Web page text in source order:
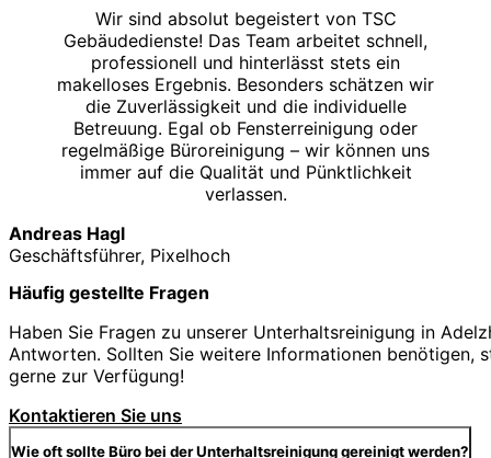
Wir sind absolut begeistert von TSC
Gebäudedienste! Das Team arbeitet schnell,
professionell und hinterlässt stets ein
makelloses Ergebnis. Besonders schätzen wir
die Zuverlässigkeit und die individuelle
Betreuung. Egal ob Fensterreinigung oder
regelmäßige Büroreinigung – wir können uns
immer auf die Qualität und Pünktlichkeit
verlassen.
Andreas Hagl
Geschäftsführer, Pixelhoch
Häufig gestellte Fragen
Haben Sie Fragen zu unserer Unterhaltsreinigung in
Antworten. Sollten Sie weitere Informationen benötigen,
gerne zur Verfügung!
Kontaktieren Sie uns
Wie oft sollte Büro bei der Unterhaltsreinigung gereinigt werden?